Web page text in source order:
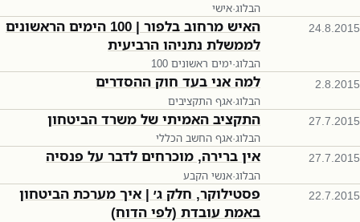
הבלוג·אישי
24.8.2015
האיש מרחוב בלפור | 100 הימים הראשונים
לממשלת נתניהו הרביעית
הבלוג·100 ימים ראשונים
2.8.2015 למה אני בעד חוק ההסדרים
הבלוג·אגף התקציבים
27.7.2015 התקציב האמיתי של משרד הביטחון
הבלוג·אגף החשב הכללי
27.7.2015 אין ברירה, מוכרחים לדבר על פנסיה
הבלוג·אנשי הקבע
22.7.2015
פסטילוקר, חלק ג׳ | איך מערכת הביטחון
באמת עובדת (לפי הדוח)